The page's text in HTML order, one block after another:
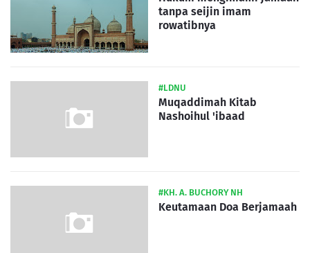
tanpa seijin imam
rowatibnya
#LDNU
Muqaddimah Kitab
Nashoihul 'ibaad
#KH. A. BUCHORY NH
Keutamaan Doa Berjamaah